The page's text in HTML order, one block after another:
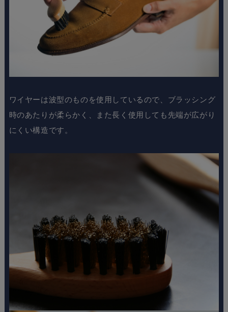
ワイヤーは波型のものを使用しているので、ブラッシング
時のあたりが柔らかく、また長く使用しても先端が広がり
にくい構造です。